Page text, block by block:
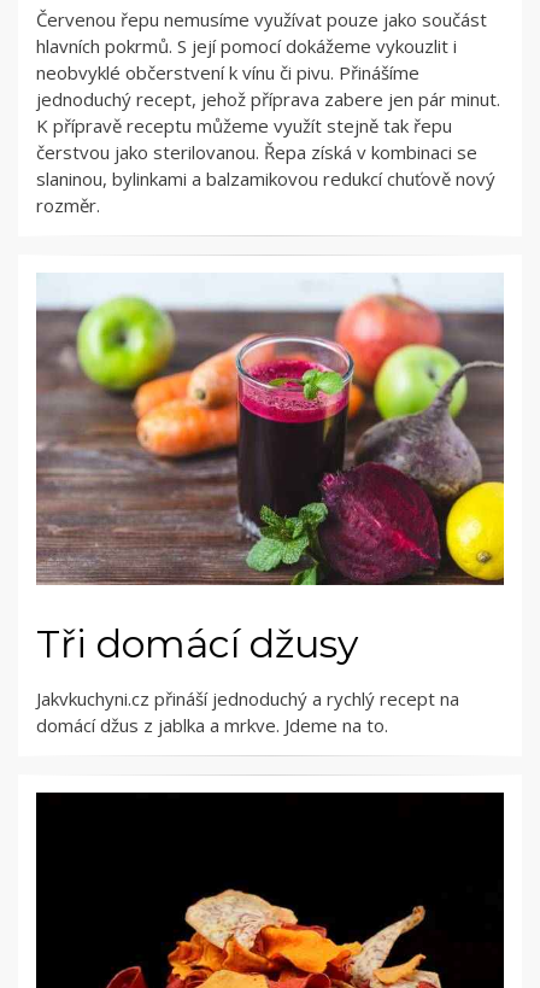
Červenou řepu nemusíme využívat pouze jako součást
hlavních pokrmů. S její pomocí dokážeme vykouzlit i
neobvyklé občerstvení k vínu či pivu. Přinášíme
jednoduchý recept, jehož příprava zabere jen pár minut.
K přípravě receptu můžeme využít stejně tak řepu
čerstvou jako sterilovanou. Řepa získá v kombinaci se
slaninou, bylinkami a balzamikovou redukcí chuťově nový
rozměr.
Tři domácí džusy
Jakvkuchyni.cz přináší jednoduchý a rychlý recept na
domácí džus z jablka a mrkve. Jdeme na to.